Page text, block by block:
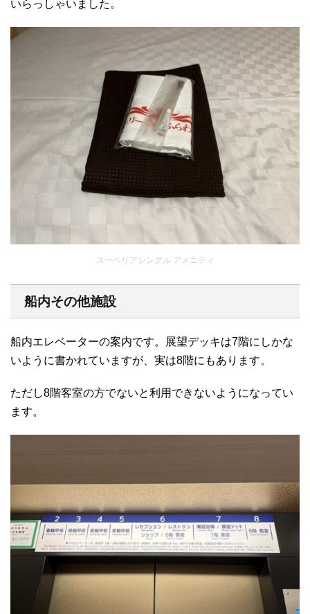
いらっしゃいました。
スーペリアシングル アメニティ
船内その他施設
船内エレベーターの案内です。展望デッキは7階にしかな
いように書かれていますが、実は8階にもあります。
ただし8階客室の方でないと利用できないようになってい
ます。